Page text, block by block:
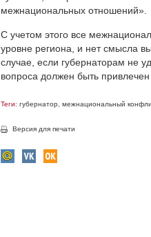
межнациональных отношений».
С учетом этого все
уровне региона, и нет смысла
случае, если губернаторам не
вопроса должен быть
Теги: губернатор межнациональный
Версия для печати